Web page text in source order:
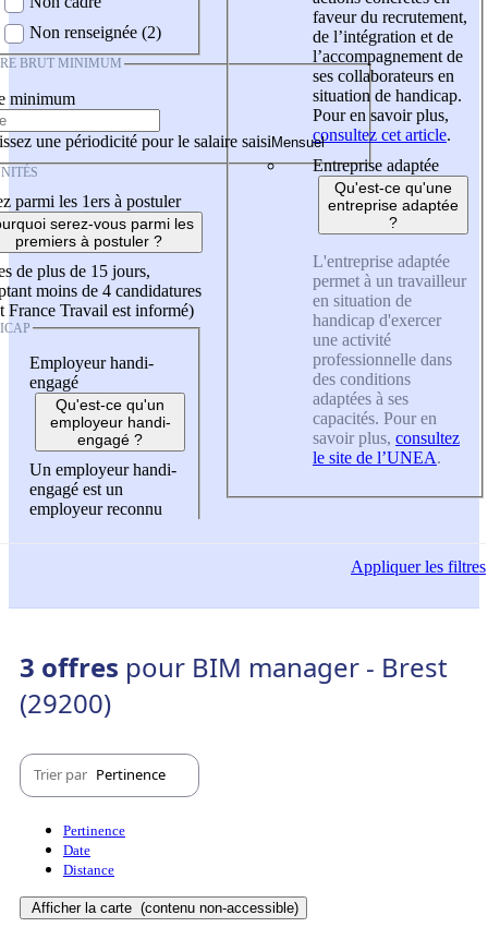
Non renseignée (2)
BRUT MINIMUM
minimum
une périodicité pour le salaire saisi
parmi les 1ers à postuler
serez-vous parmi les
premiers à postuler ?
de plus de 15 jours,
moins de 4 candidatures
France Travail est informé)
Employeur handi-
engagé
Qu'est-ce qu'un
employeur handi-
engagé ?
Un employeur handi-
engagé est un
employeur reconnu
faveur du recrutement,
de l’intégration et de
l’accompagnement de
ses collaborateurs en
situation de handicap.
Pour en savoir plus,
consultez cet article.
Entreprise adaptée
Qu'est-ce qu'une
entreprise adaptée
?
L'entreprise adaptée
permet à un travailleur
en situation de
handicap d'exercer
une activité
professionnelle dans
des conditions
adaptées à ses
capacités. Pour en
savoir plus, consultez
le site de l’UNEA.
Appliquerles filtres
3 offres pour BIM manager - Brest
(29200)
Trier par Pertinence
Pertinence
Date
Distance
Afficher la carte (contenu non-accessible)